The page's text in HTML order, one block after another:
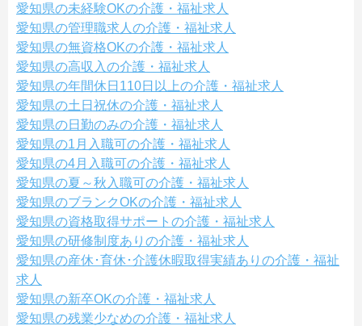
愛知県の未経験OKの介護・福祉求人
愛知県の管理職求人の介護・福祉求人
愛知県の無資格OKの介護・福祉求人
愛知県の高収入の介護・福祉求人
愛知県の年間休日110日以上の介護・福祉求人
愛知県の土日祝休の介護・福祉求人
愛知県の日勤のみの介護・福祉求人
愛知県の1月入職可の介護・福祉求人
愛知県の4月入職可の介護・福祉求人
愛知県の夏～秋入職可の介護・福祉求人
愛知県のブランクOKの介護・福祉求人
愛知県の資格取得サポートの介護・福祉求人
愛知県の研修制度ありの介護・福祉求人
愛知県の産休･育休･介護休暇取得実績ありの介護・福祉
求人
愛知県の新卒OKの介護・福祉求人
愛知県の残業少なめの介護・福祉求人